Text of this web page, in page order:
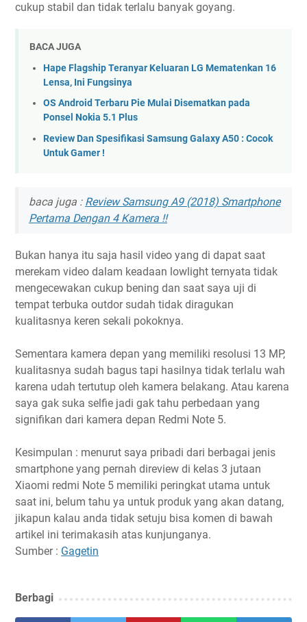
cukup stabil dan tidak terlalu banyak goyang.
BACA JUGA
Hape Flagship Teranyar Keluaran LG Mematenkan 16
Lensa, Ini Fungsinya
OS Android Terbaru Pie Mulai Disematkan pada
Ponsel Nokia 5.1 Plus
Review Dan Spesifikasi Samsung Galaxy A50 : Cocok
Untuk Gamer !
baca juga : Review Samsung A9 (2018) Smartphone
Pertama Dengan 4 Kamera !!
Bukan hanya itu saja hasil video yang di dapat saat
merekam video dalam keadaan lowlight ternyata tidak
mengecewakan cukup bening dan saat saya uji di
tempat terbuka outdor sudah tidak diragukan
kualitasnya keren sekali pokoknya.
Sementara kamera depan yang memiliki resolusi 13 MP,
kualitasnya sudah bagus tapi hasilnya tidak terlalu wah
karena udah tertutup oleh kamera belakang. Atau karena
saya gak suka selfie jadi gak tahu perbedaan yang
signifikan dari kamera depan Redmi Note 5.
Kesimpulan : menurut saya pribadi dari berbagai jenis
smartphone yang pernah direview di kelas 3 jutaan
Xiaomi redmi Note 5 memiliki peringkat utama untuk
saat ini, belum tahu ya untuk produk yang akan datang,
jikapun kalau anda tidak setuju bisa komen di bawah
artikel ini terimakasih atas kunjunganya.
Sumber : Gagetin
Berbagi